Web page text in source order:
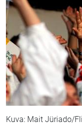
Kuva: Mait Jüriado/